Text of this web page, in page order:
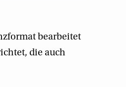
bearbeitet
die auch